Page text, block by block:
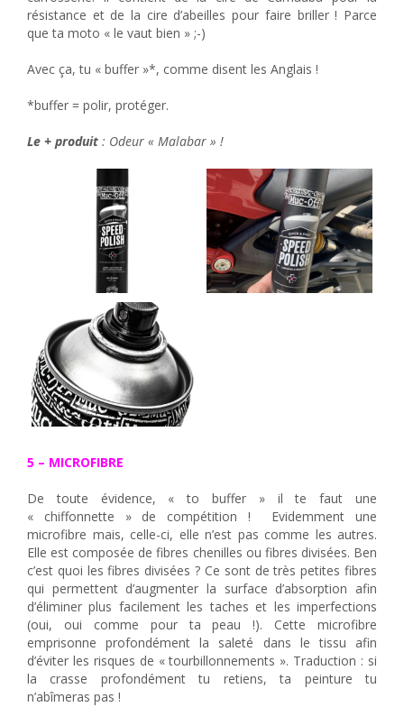
résistance et de la cire d’abeilles pour faire briller ! Parce
que ta moto « le vaut bien » ;-)
Avec ça, tu « buffer »*, comme disent les Anglais !
*buffer = polir, protéger.
Le + produit : Odeur « Malabar » !
5 – MICROFIBRE
De toute évidence, « to buffer » il te faut une
« chiffonnette » de compétition ! Evidemment une
microfibre mais, celle-ci, elle n’est pas comme les autres.
Elle est composée de fibres chenilles ou fibres divisées. Ben
c’est quoi les fibres divisées ? Ce sont de très petites fibres
qui permettent d’augmenter la surface d’absorption afin
d’éliminer plus facilement les taches et les imperfections
(oui, oui comme pour ta peau !). Cette microfibre
emprisonne profondément la saleté dans le tissu afin
d’éviter les risques de « tourbillonnements ». Traduction : si
la crasse profondément tu retiens, ta peinture tu
n’abîmeras pas !